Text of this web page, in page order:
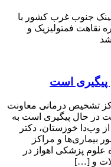
جنوب غرب کشور با
نقاهت فمتولیزیک و
شد
پیگیری است
تشخیص درمانی معاونت
در حال پیگیری است به
وب‌دا خوزستان، دکتر
بیماری‌ها و مراکز
پزشکی اهواز در
و […]